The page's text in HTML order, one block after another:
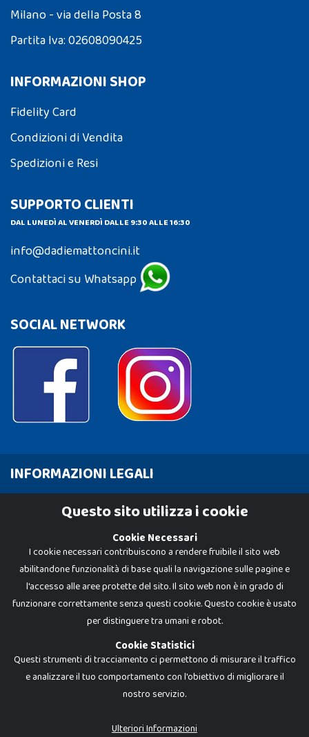
Milano - via della Posta 8
Partita Iva: 02608090425
INFORMAZIONI SHOP
Fidelity Card
Condizioni di Vendita
Spedizioni e Resi
SUPPORTO CLIENTI
DAL LUNEDÌ AL VENERDÌ DALLE 9:30 ALLE 16:30
info@dadiemattoncini.it
Contattaci su Whatsapp
SOCIAL NETWORK
INFORMAZIONI LEGALI
Cookie Policy
Dadi e Mattoncini è un brand di Giocabene Srl. Ogni riproduzione o utilizzo non
I prezzi e le promozioni pubblicate potrebbero differire da quanto esposto in
Questo sito utilizza i cookie
Cookie Necessari
I cookie necessari contribuiscono a rendere fruibile il sito web
abilitandone funzionalità di base quali la navigazione sulle pagine e
l'accesso alle aree protette del sito. Il sito web non è in grado di
funzionare correttamente senza questi cookie. Questo cookie è usato
per distinguere tra umani e robot.
Cookie Statistici
Questi strumenti di tracciamento ci permettono di misurare il traffico
e analizzare il tuo comportamento con l'obiettivo di migliorare il
nostro servizio.
Ulteriori Informazioni